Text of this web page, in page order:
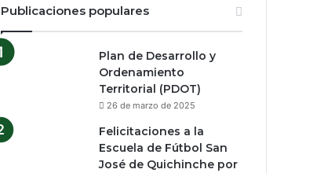
Publicaciones populares
Plan de Desarrollo y
Ordenamiento
Territorial (PDOT)
26 de marzo de 2025
Felicitaciones a la
Escuela de Fútbol San
José de Quichinche por